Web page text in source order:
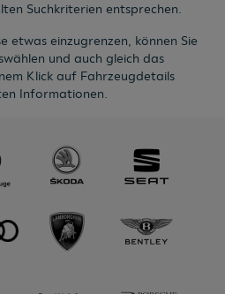
Suchkriterien entsprechen.
etwas einzugrenzen, können Sie
und auch gleich das
Klick auf Fahrzeugdetails
Informationen.